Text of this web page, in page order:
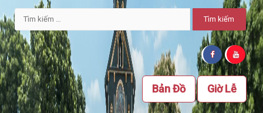
Tìm
kiếm
cho:
Giờ Lễ
Bản Đồ